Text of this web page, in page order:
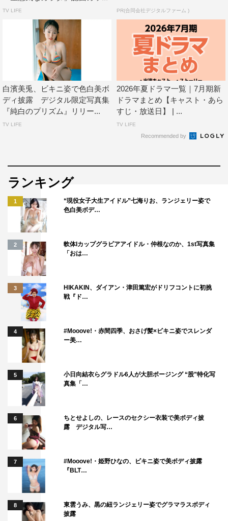
TV LIFE PR(合同会社デジタルファーム )
白濱美兎、ビキニ姿で色白美ボ
ディ披露 デジタル限定写真集
『純白のプリズム』リリー...
TV LIFE
2026年夏ドラマ一覧｜7月期新
ドラマまとめ【キャスト・あら
すじ・放送日】 | ...
TV LIFE
Recommended by
ランキング
1
“現役女子大生アイドル”七海りお、ランジェリー姿で
色白美ボデ…
2
軟体Iカップグラビアアイドル・仲根なのか、1st写真集
「おは…
3
HIKAKIN、ダイアン・津田篤宏がドリフコントに初挑
戦『ド…
4
#Mooove!・赤間四季、おさげ髪×ビキニ姿でスレンダ
ー美…
5
小日向結衣らグラドル6人が大胆ポージング “股”特化写
真集「…
6
ちとせよしの、レースのセクシー衣装で美ボディ披
露 デジタル写…
7
#Mooove!・姫野ひなの、ビキニ姿で美ボディ披露
『BLT…
8
東雲うみ、黒の紐ランジェリー姿でグラマラスボディ
披露